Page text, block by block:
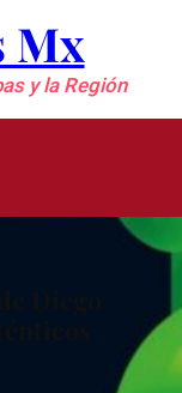
Mx
y la Región
Diego